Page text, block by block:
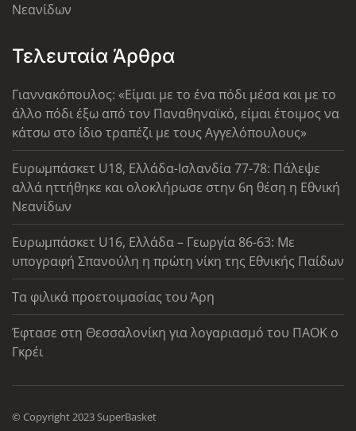
Νεανίδων
Τελευταία Άρθρα
Γιαννακόπουλος: «Είμαι με το ένα πόδι μέσα και με το
άλλο πόδι έξω από τον Παναθηναϊκό, είμαι έτοιμος να
κάτσω στο ίδιο τραπέζι με τους Αγγελόπουλους»
Ευρωμπάσκετ U18, Ελλάδα-Ισλανδία 77-78: Πάλεψε
αλλά ηττήθηκε και ολοκλήρωσε στην 6η θέση η Εθνική
Νεανίδων
Ευρωμπάσκετ U16, Ελλάδα – Γεωργία 86-63: Με
υπογραφή Σπανούλη η πρώτη νίκη της Εθνικής Παίδων
Τα φιλικά προετοιμασίας του Άρη
Έφτασε στη Θεσσαλονίκη για λογαριασμό του ΠΑΟΚ ο
Γκρέι
© Copyright 2023 SuperBasket